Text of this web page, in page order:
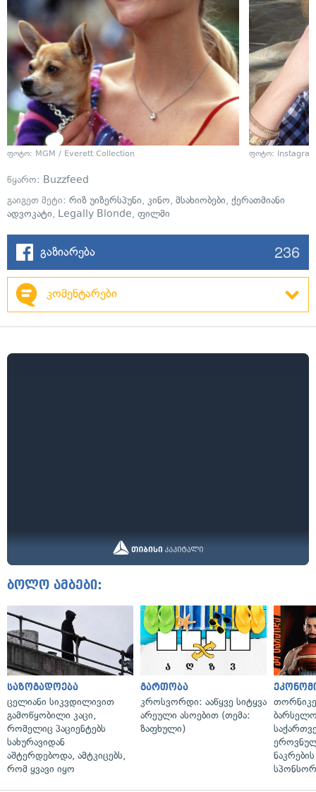
ფოტო: MGM / Everett Collection ფოტო:
წყარო: Buzzfeed
გაიგეთ მეტი: რიზ უიზერსპუნი, კინო, მსახიობები, ქერათმიანი
ადვოკატი, Legally Blonde, ფილმი
გაზიარება 236
კომენტარები
ბოლო ამბები:
საზოგადოება
ცელიანი სიკვდილივით
გამოწყობილი კაცი,
რომელიც პაციენტებს
სახურავიდან
აშტერდებოდა, ამტკიცებს,
რომ ყვავი იყო
გართობა
კროსვორდი: ააწყვე სიტყვა
არეული ასოებით (თემა:
ზაფხული)